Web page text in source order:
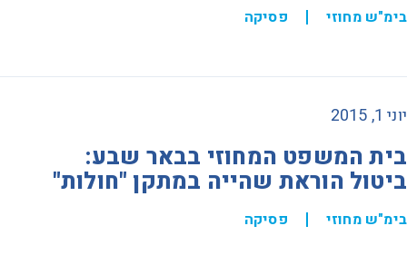
בימ"ש מחוזי פסיקה
יוני 1, 2015
בית המשפט המחוזי בבאר שבע:
ביטול הוראת שהייה במתקן "חולות"
בימ"ש מחוזי פסיקה